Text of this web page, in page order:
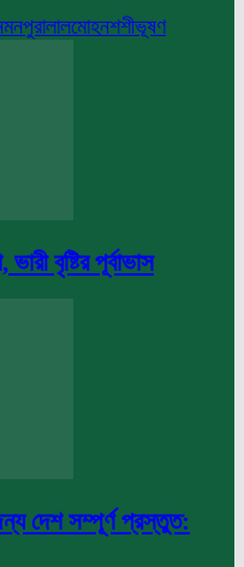
মনপুরালালমোহনশশীভূষণ
বৃষ্টির পূর্বাভাস
জন্য দেশ সম্পূর্ণ প্রস্তুত: